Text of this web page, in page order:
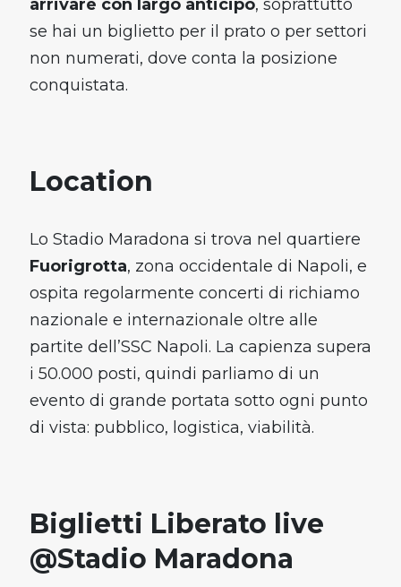
arrivare con largo anticipo, soprattutto
se hai un biglietto per il prato o per settori
non numerati, dove conta la posizione
conquistata.
Location
Lo Stadio Maradona si trova nel quartiere
Fuorigrotta, zona occidentale di Napoli, e
ospita regolarmente concerti di richiamo
nazionale e internazionale oltre alle
partite dell’SSC Napoli. La capienza supera
i 50.000 posti, quindi parliamo di un
evento di grande portata sotto ogni punto
di vista: pubblico, logistica, viabilità.
Biglietti Liberato live
@Stadio Maradona